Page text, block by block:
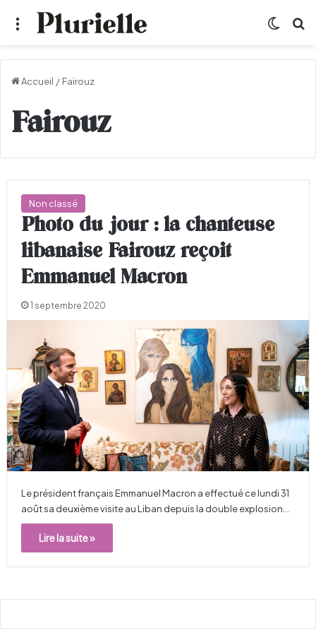
Menu
Accueil / Fairouz
Fairouz
Non classé
Photo du jour : la chanteuse
libanaise Fairouz reçoit
Emmanuel Macron
1 septembre 2020
Le président français Emmanuel Macron a effectué ce lundi 31
août sa deuxième visite au Liban depuis la double explosion…
Lire la suite »